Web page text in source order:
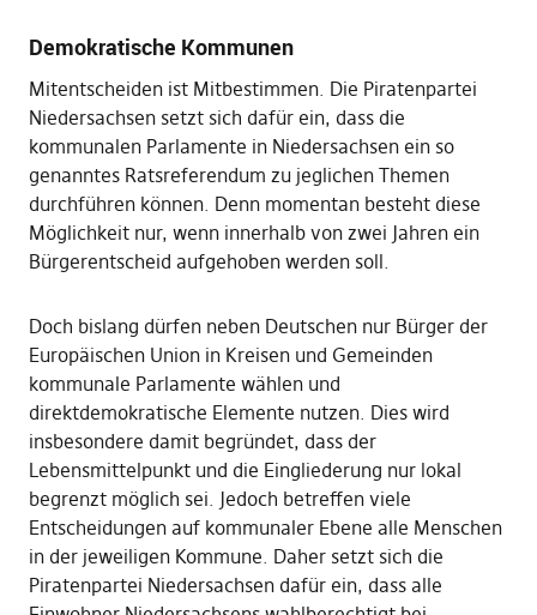
Demokratische Kommunen
Mitentscheiden ist Mitbestimmen. Die Piratenpartei
Niedersachsen setzt sich dafür ein, dass die
kommunalen Parlamente in Niedersachsen ein so
genanntes Ratsreferendum zu jeglichen Themen
durchführen können. Denn momentan besteht diese
Möglichkeit nur, wenn innerhalb von zwei Jahren ein
Bürgerentscheid aufgehoben werden soll.
Doch bislang dürfen neben Deutschen nur Bürger der
Europäischen Union in Kreisen und Gemeinden
kommunale Parlamente wählen und
direktdemokratische Elemente nutzen. Dies wird
insbesondere damit begründet, dass der
Lebensmittelpunkt und die Eingliederung nur lokal
begrenzt möglich sei. Jedoch betreffen viele
Entscheidungen auf kommunaler Ebene alle Menschen
in der jeweiligen Kommune. Daher setzt sich die
Piratenpartei Niedersachsen dafür ein, dass alle